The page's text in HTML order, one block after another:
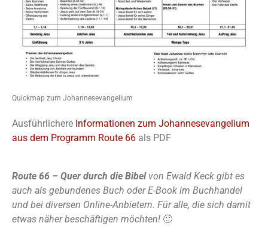
Quickmap zum Johannesevangelium
Ausführlichere Informationen zum Johannesevangelium
aus dem Programm Route 66 als PDF
Route 66 – Quer durch die Bibel von Ewald Keck gibt es
auch als gebundenes Buch oder E-Book im Buchhandel
und bei diversen Online-Anbietern. Für alle, die sich damit
etwas näher beschäftigen möchten! 🙂